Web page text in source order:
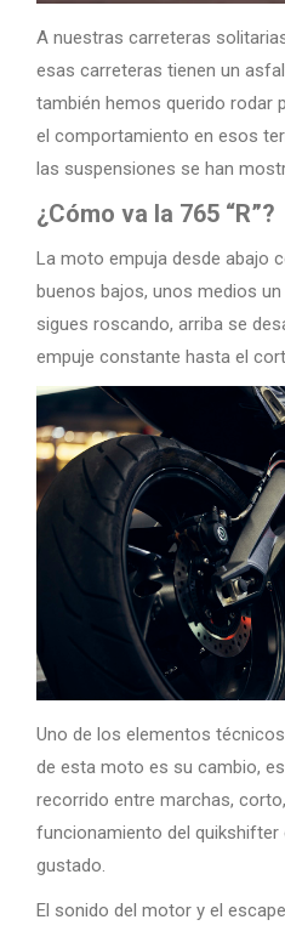
A nuestras carreteras
esas carreteras tienen un
también hemos querido rodar
el comportamiento en esos
las suspensiones se han
¿Cómo va la 765 “R”?
La moto empuja desde abajo
buenos bajos, unos medios
sigues roscando, arriba se
empuje constante hasta el
Uno de los elementos
de esta moto es su cambio,
recorrido entre marchas,
funcionamiento del
gustado.
El sonido del motor y el